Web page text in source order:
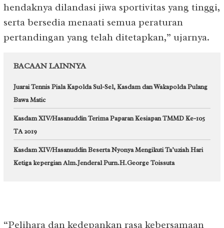
hendaknya dilandasi jiwa sportivitas yang tinggi,
serta bersedia menaati semua peraturan
pertandingan yang telah ditetapkan,” ujarnya.
BACAAN LAINNYA
Juarai Tennis Piala Kapolda Sul-Sel, Kasdam dan Wakapolda Pulang
Bawa Matic
Kasdam XIV/Hasanuddin Terima Paparan Kesiapan TMMD Ke-105
TA 2019
Kasdam XIV/Hasanuddin Beserta Nyonya Mengikuti Ta’uziah Hari
Ketiga kepergian Alm.Jenderal Purn.H.George Toissuta
“Pelihara dan kedepankan rasa kebersamaan